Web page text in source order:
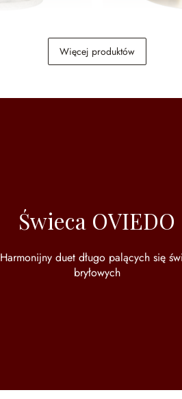
Świecznik
Więcej produktów
Świeca OVIEDO
Harmonijny duet długo palących się
bryłowych